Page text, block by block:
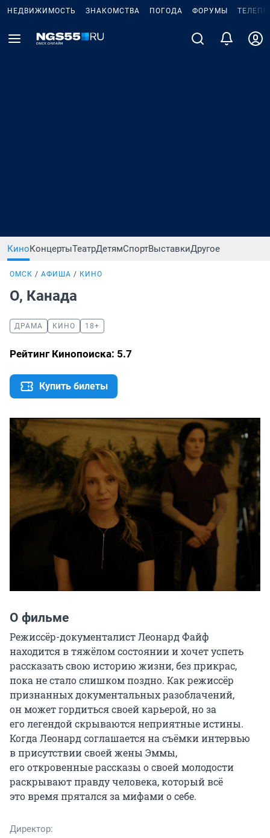
НЕДВИЖИМОСТЬ ЗНАКОМСТВА ПОГОДА ФОРУМЫ
КиноКонцертыТеатрДетямСпортВыставкиДругое
ОМСК АФИША КИНО
О, Канада
ДРАМА КИНО 18+
Рейтинг Кинопоиска: 5.7
Купить билеты
О фильме
Режиссёр-документалист Леонард Файф
находится в тяжёлом состоянии и хочет успеть
рассказать свою историю жизни, без прикрас,
пока не стало слишком поздно. Как режиссёр
признанных документальных разоблачений,
он может гордиться своей карьерой, но за
его легендой скрываются неприятные истины.
Когда Леонард соглашается на съёмки интервью
в присутствии своей жены Эммы,
его откровенные рассказы о своей молодости
раскрывают правду человека, который всё
это время прятался за мифами о себе.
Директор: